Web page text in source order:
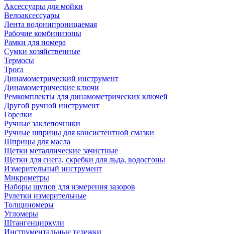
Аксессуары для мойки
Велоаксессуары
Лента водонипроницаемая
Рабочие комбинизоны
Рамки для номера
Сумки хозяйственные
Термосы
Троса
Динамометрический инструмент
Динамометрические ключи
Ремкомплекты для динамометрических ключей
Другой ручной инструмент
Горелки
Ручные заклепочники
Ручные шприцы для консистентной смазки
Шприцы для масла
Щетки металлические зачистные
Щетки для снега, скребки для льда, водосгоны
Измерительный инструмент
Микрометры
Наборы щупов для измерения зазоров
Рулетки измерительные
Толщиномеры
Угломеры
Штангенциркули
Инструментальные тележки